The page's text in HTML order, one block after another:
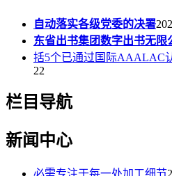
自动落实各级党委的决署
东省出书集团数字出书无限
括5个已通过国际AAALAC
22
栏目导航
新闻中心